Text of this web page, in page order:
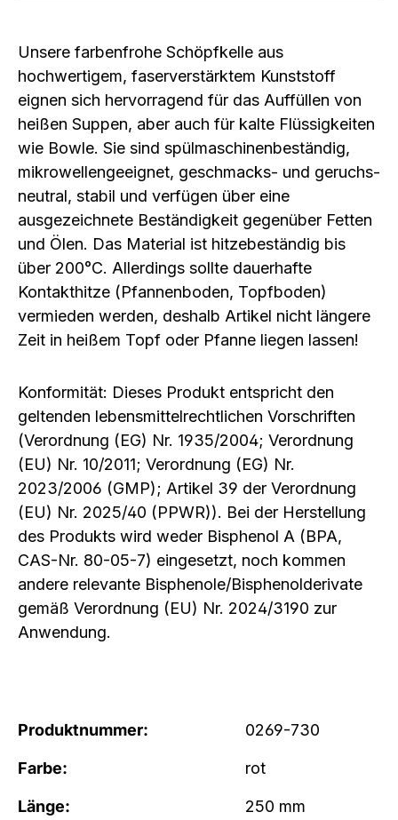
Unsere farbenfrohe Schöpfkelle aus
hochwertigem, faserverstärktem Kunststoff
eignen sich hervorragend für das Auffüllen von
heißen Suppen, aber auch für kalte Flüssigkeiten
wie Bowle. Sie sind spülmaschinenbeständig,
mikrowellengeeignet, geschmacks- und geruchs-
neutral, stabil und verfügen über eine
ausgezeichnete Beständigkeit gegenüber Fetten
und Ölen. Das Material ist hitzebeständig bis
über 200°C. Allerdings sollte dauerhafte
Kontakthitze (Pfannenboden, Topfboden)
vermieden werden, deshalb Artikel nicht längere
Zeit in heißem Topf oder Pfanne liegen lassen!
Konformität: Dieses Produkt entspricht den
geltenden lebensmittelrechtlichen Vorschriften
(Verordnung (EG) Nr. 1935/2004; Verordnung
(EU) Nr. 10/2011; Verordnung (EG) Nr.
2023/2006 (GMP); Artikel 39 der Verordnung
(EU) Nr. 2025/40 (PPWR)). Bei der Herstellung
des Produkts wird weder Bisphenol A (BPA,
CAS-Nr. 80-05-7) eingesetzt, noch kommen
andere relevante Bisphenole/Bisphenolderivate
gemäß Verordnung (EU) Nr. 2024/3190 zur
Anwendung.
Produktnummer: 0269-730
Farbe: rot
Länge: 250 mm